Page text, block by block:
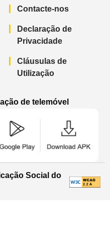
Contacte-nos
Declaração de
Privacidade
Cláusulas de
Utilização
de telemóvel
Social do